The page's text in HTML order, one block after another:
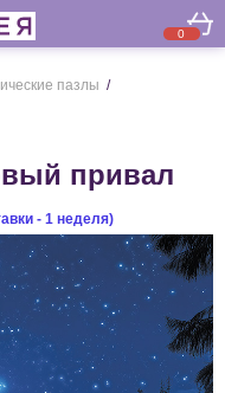
0
пазлы /
привал
- 1 неделя)